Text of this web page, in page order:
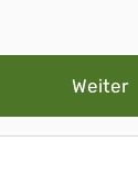
Weiter